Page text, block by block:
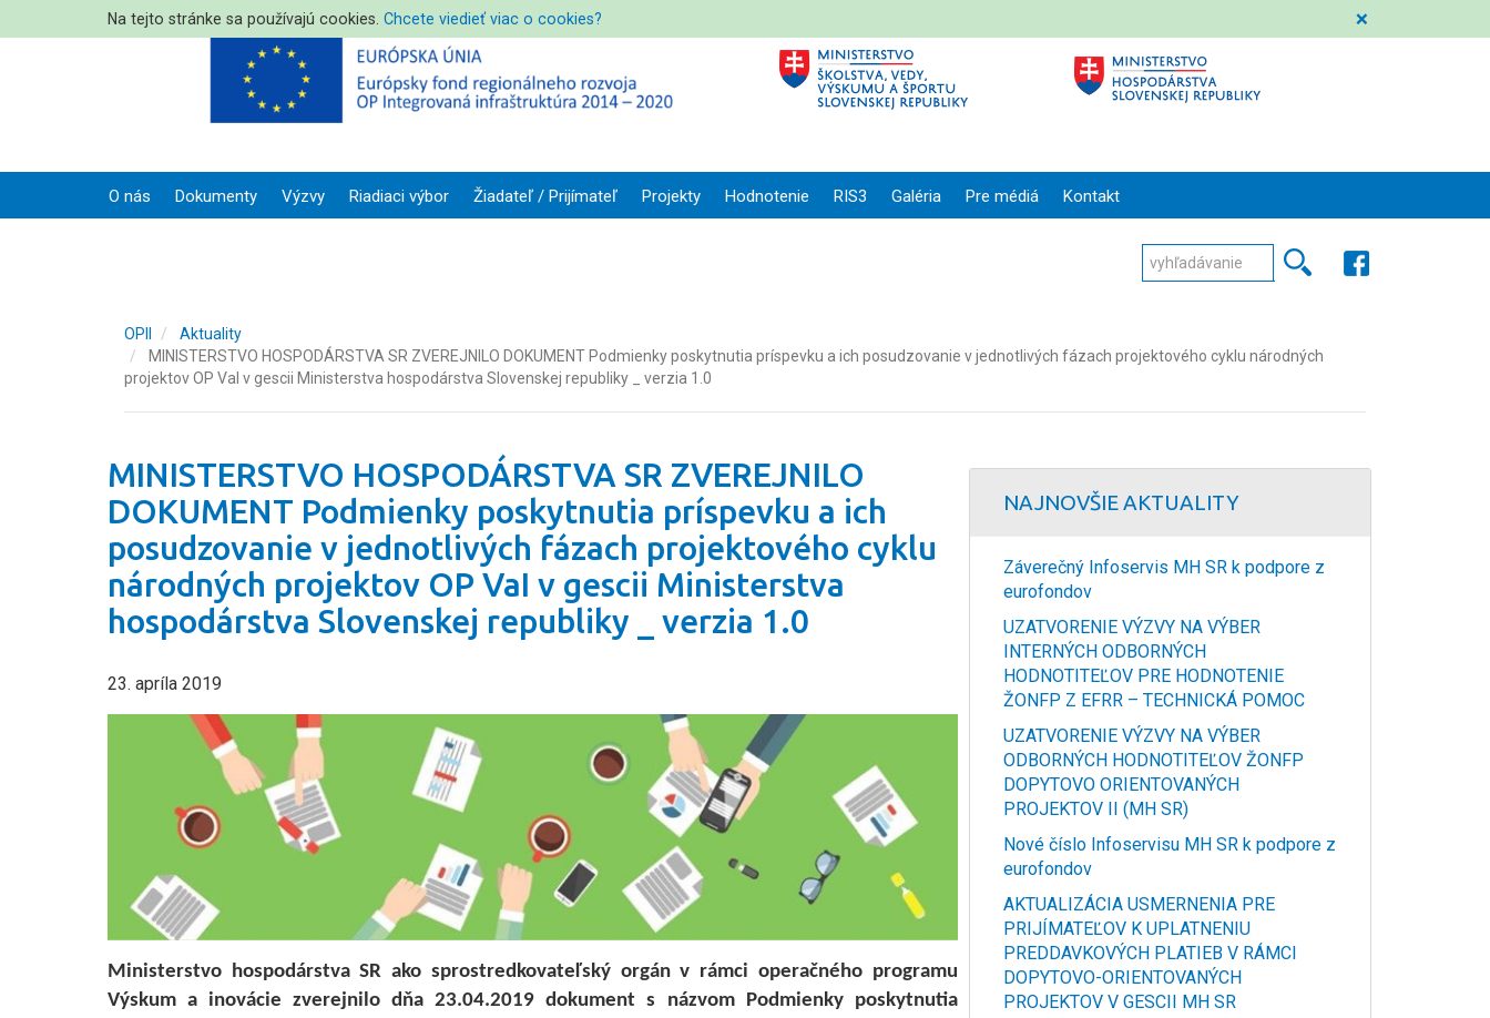
Na tejto stránke sa používajú cookies. Chcete viedieť viac o cookies? ❌
O nás Dokumenty Výzvy Riadiaci výbor Žiadateľ / Prijímateľ Projekty Hodnotenie RIS3 Galéria Pre médiá Kontakt
OPII
Aktuality
MINISTERSTVO HOSPODÁRSTVA SR ZVEREJNILO DOKUMENT Podmienky poskytnutia príspevku a ich posudzovanie v jednotlivých fázach projektového cyklu národných
projektov OP VaI v gescii Ministerstva hospodárstva Slovenskej republiky _ verzia 1.0
MINISTERSTVO HOSPODÁRSTVA SR ZVEREJNILO
DOKUMENT Podmienky poskytnutia príspevku a ich
posudzovanie v jednotlivých fázach projektového cyklu
národných projektov OP VaI v gescii Ministerstva
hospodárstva Slovenskej republiky _ verzia 1.0
23. apríla 2019
Ministerstvo hospodárstva SR ako sprostredkovateľský orgán v rámci operačného programu
Výskum a inovácie zverejnilo dňa 23.04.2019 dokument s názvom Podmienky poskytnutia
NAJNOVŠIE AKTUALITY
Záverečný Infoservis MH SR k podpore z
eurofondov
UZATVORENIE VÝZVY NA VÝBER
INTERNÝCH ODBORNÝCH
HODNOTITEĽOV PRE HODNOTENIE
ŽONFP Z EFRR – TECHNICKÁ POMOC
UZATVORENIE VÝZVY NA VÝBER
ODBORNÝCH HODNOTITEĽOV ŽONFP
DOPYTOVO ORIENTOVANÝCH
PROJEKTOV II (MH SR)
Nové číslo Infoservisu MH SR k podpore z
eurofondov
AKTUALIZÁCIA USMERNENIA PRE
PRIJÍMATEĽOV K UPLATNENIU
PREDDAVKOVÝCH PLATIEB V RÁMCI
DOPYTOVO-ORIENTOVANÝCH
PROJEKTOV V GESCII MH SR